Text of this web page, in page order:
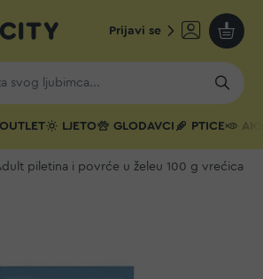
Prijavi se
Moja
OUTLET LJETO GLODAVCI PTICE
piletina i povrće u želeu 100 g vrećica